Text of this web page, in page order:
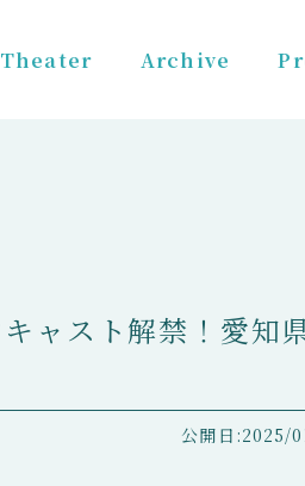
Theater Archive
ャスト解禁！愛知
公開日:2025/